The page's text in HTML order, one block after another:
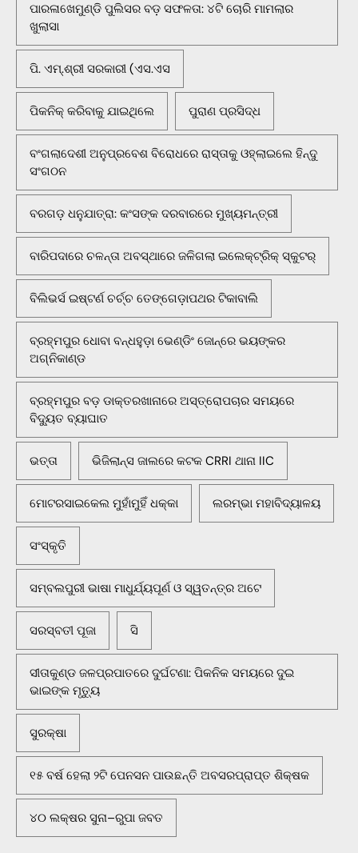
ପାରଳାଖେମୁଣ୍ଡି ପୁଲିସର ବଡ଼ ସଫଳତା: ୪ଟି ଚୋରି ମାମଲାର
ଖୁଲାସା
ପି. ଏମ୍.ଶ୍ରୀ ସରକାରୀ (ଏସ.ଏସ
ପିକନିକ୍‌ କରିବାକୁ ଯାଇଥିଲେ ପୁରାଣ ପ୍ରସିଦ୍ଧ
ବଂଗଲାଦେଶୀ ଅନୁପ୍ରବେଶ ବିରୋଧରେ ରାସ୍ତାକୁ ଓହ୍ଲାଇଲେ ହିନ୍ଦୁ
ସଂଗଠନ
ବରଗଡ଼ ଧନୁଯାତ୍ରା: କଂସଙ୍କ ଦରବାରରେ ମୁଖ୍ୟମନ୍ତ୍ରୀ
ବାରିପଦାରେ ଚଳନ୍ତା ଅବସ୍ଥାରେ ଜଳିଗଲା ଇଲେକ୍ଟ୍ରିକ୍ ସ୍କୁଟର୍
ବିଲିଭର୍ସ ଇଷ୍ଟର୍ଣ ଚର୍ଚ୍ଚ ତେଙ୍ଗେଡ଼ାପଥର ଟିକାବାଲି
ବ୍ରହ୍ମପୁର ଧୋବା ବନ୍ଧହୁଡ଼ା ଭେଣ୍ଡିଂ ଜୋନ୍‌ରେ ଭୟଙ୍କର
ଅଗ୍ନିକାଣ୍ଡ
ବ୍ରହ୍ମପୁର ବଡ଼ ଡାକ୍ତରଖାନାରେ ଅସ୍ତ୍ରୋପଚାର ସମୟରେ
ବିଦ୍ୟୁତ ବ୍ୟାଘାତ
ଭତ୍ତା ଭିଜିଲାନ୍ସ ଜାଲରେ କଟକ CRRI ଥାନା IIC
ମୋଟରସାଇକେଲ ମୁହାଁମୁହିଁ ଧକ୍କା ଲରମ୍ଭା ମହାବିଦ୍ୟାଳୟ
ସଂସ୍କୃତି
ସମ୍ବଲପୁରୀ ଭାଷା ମାଧୁର୍ଯ୍ୟପୂର୍ଣ ଓ ସ୍ୱତନ୍ତ୍ର ଅଟେ
ସରସ୍ବତୀ ପୂଜା ସି
ସୀତାକୁଣ୍ଡ ଜଳପ୍ରପାତରେ ଦୁର୍ଘଟଣା: ପିକନିକ ସମୟରେ ଦୁଇ
ଭାଇଙ୍କ ମୃତ୍ୟୁ
ସୁରକ୍ଷା
୧୫ ବର୍ଷ ହେଲା ୨ଟି ପେନସନ ପାଉଛନ୍ତି ଅବସରପ୍ରାପ୍ତ ଶିକ୍ଷକ
୪୦ ଲକ୍ଷର ସୁନା–ରୁପା ଜବତ